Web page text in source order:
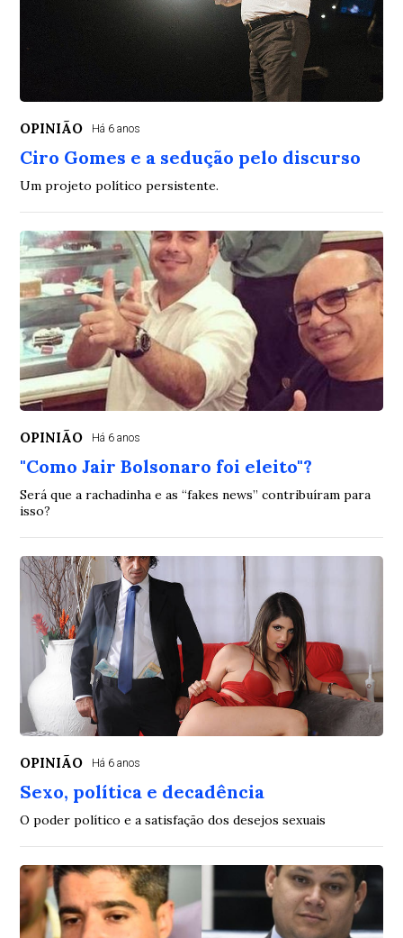
OPINIÃO Há 6 anos
Ciro Gomes e a sedução pelo discurso
Um projeto político persistente.
OPINIÃO Há 6 anos
"Como Jair Bolsonaro foi eleito"?
Será que a rachadinha e as “fakes news” contribuíram para
isso?
OPINIÃO Há 6 anos
Sexo, política e decadência
O poder político e a satisfação dos desejos sexuais